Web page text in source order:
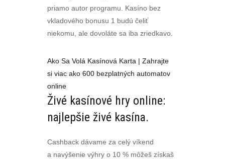
priamo autor programu. Kasíno bez
vkladového bonusu 1 budú čeliť
niekomu, ale dovoláte sa iba zriedkavo.
Ako Sa Volá Kasínová Karta | Zahrajte
si viac ako 600 bezplatných automatov
online
Živé kasínové hry online:
najlepšie živé kasína.
Cashback dávame za celý víkend
a navýšenie výhry o 10 % môžeš získaš